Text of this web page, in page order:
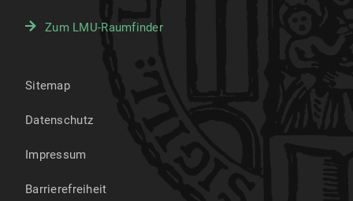
Zum LMU-Raumfinder
Sitemap
Datenschutz
Impressum
Barrierefreiheit